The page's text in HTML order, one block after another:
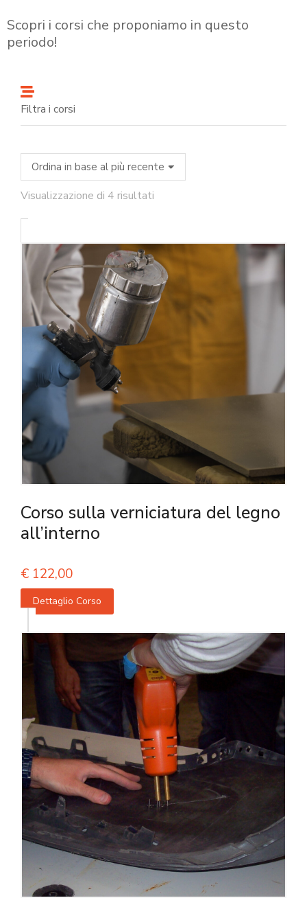
Scopri i corsi che proponiamo in questo
periodo!
Filtra i corsi
Visualizzazione di 4 risultati
Corso sulla verniciatura del legno
all’interno
€ 122,00
Dettaglio Corso